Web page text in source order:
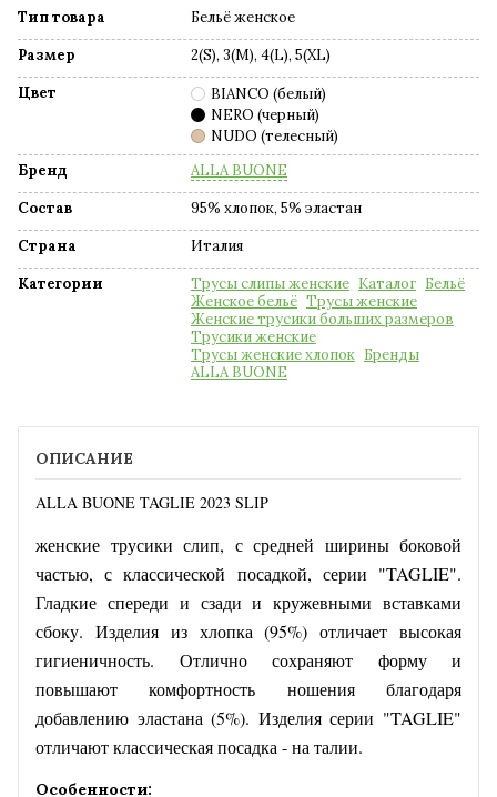
Тип товара
Бельё женское
Размер
2(S), 3(M), 4(L), 5(XL)
Цвет
BIANCO (белый)
NERO (черный)
NUDO (телесный)
Бренд
ALLA BUONE
Состав
95% хлопок, 5% эластан
Страна
Италия
Категории
Трусы слипы женские Каталог Бельё
Женское бельё Трусы женские
Женские трусики больших размеров
Трусики женские
Трусы женские хлопок Бренды
ALLA BUONE
ОПИСАНИЕ
ALLA BUONE TAGLIE 2023 SLIP
женские трусики слип, с средней ширины боковой
частью, с классической посадкой, серии "TAGLIE".
Гладкие спереди и сзади и кружевными вставками
сбоку. Изделия из хлопка (95%) отличает высокая
гигиеничность. Отлично сохраняют форму и
повышают комфортность ношения благодаря
добавлению эластана (5%). Изделия серии "TAGLIE"
отличают классическая посадка - на талии.
Особенности: